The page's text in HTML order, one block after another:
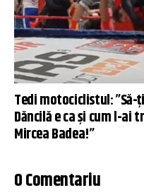
Tedi motociclistul:
Dăncilă e ca și cum l-ai
Mircea Badea!”
0 Comentariu